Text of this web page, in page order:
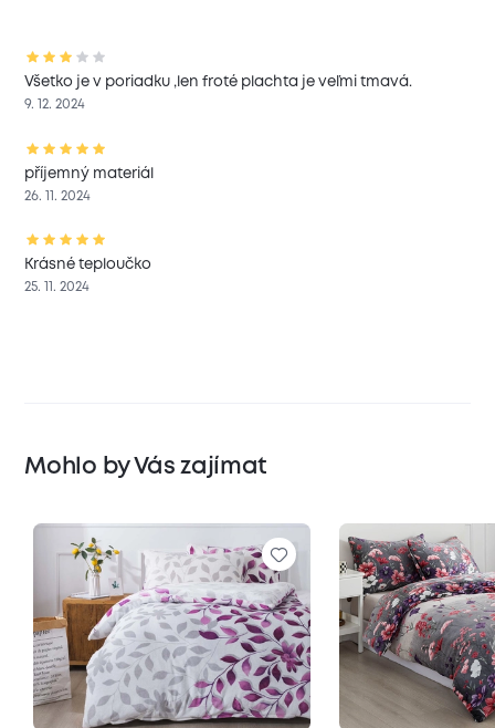
Všetko je v poriadku ,len froté plachta je veľmi tmavá.
9. 12. 2024
příjemný materiál
26. 11. 2024
Krásné teploučko
25. 11. 2024
Mohlo by Vás zajímat